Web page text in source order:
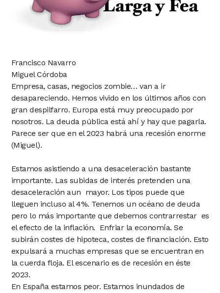
Francisco Navarro
Miguel Córdoba
Empresa, casas, negocios zombie… van a ir
desapareciendo. Hemos vivido en los últimos años con
gran despilfarro. Europa está muy preocupado por
nosotros. La deuda pública está ahí y hay que pagarla.
Parece ser que en el 2023 habrá una recesión enorme
(Miguel).
Estamos asistiendo a una desaceleración bastante
importante. Las subidas de interés pretenden una
desaceleración aun mayor. Los tipos puede que
lleguen incluso al 4%. Tenemos un océano de deuda
pero lo más importante que debemos contrarrestar es
el efecto de la inflación. Enfriar la economía. Se
subirán costes de hipoteca, costes de financiación. Esto
expulsará a muchas empresas que se encuentran en
la cuerda floja. El escenario es de recesión en éste
2023.
En España estamos peor. Estamos inundados de